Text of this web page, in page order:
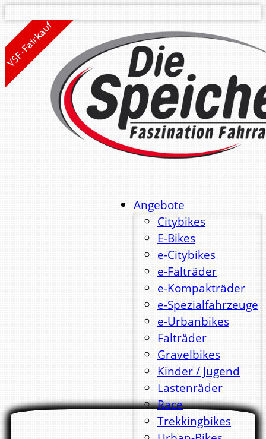
Angebote
Citybikes
E-Bikes
e-Citybikes
e-Falträder
e-Kompakträder
e-Spezialfahrzeuge
e-Urbanbikes
Falträder
Gravelbikes
Kinder / Jugend
Lastenräder
Race
Trekkingbikes